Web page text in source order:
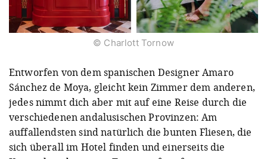
© Charlott Tornow
Entworfen von dem spanischen Designer Amaro
Sánchez de Moya, gleicht kein Zimmer dem anderen,
jedes nimmt dich aber mit auf eine Reise durch die
verschiedenen andalusischen Provinzen: Am
auffallendsten sind natürlich die bunten Fliesen, die
sich überall im Hotel finden und einerseits die